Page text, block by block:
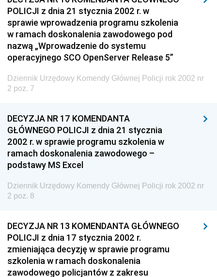
nr 2 z 13 lutego 2002 pozycje 6-11
nr 1 z 22 stycznia 2002 pozycje 1-5
2001
Dziennik Urzędowy Ministra Gospodarki
Dziennik Urzędowy Urzędu Ochrony Konkurencji i
Konsumentów
Społecznej
Dziennik Urzędowy Ministra Spraw Zagranicznych
Dziennik Urzędowy Urzędu Lotnictwa Cywilnego
Dziennik Urzędowy Komisji Nadzoru Finansowego
Dziennik Urzędowy Ministerstwa Hutnictwa i
Przemysłu Maszynowego
Społecznej
Dziennik Urzędowy Ministerstwa Rolnictwa, Leśnictwa
i Gospodarki Żywnościowej
Dziennik Urzędowy Ministra Spraw Wewnętrznych
POLICJI z dnia 21 stycznia 2002 r. w
sprawie wprowadzenia programu szkolenia
w ramach doskonalenia zawodowego pod
nazwą „Wprowadzenie do systemu
operacyjnego SCO OpenServer Release 5”
Dziennik Urzędowy Komendy Głównej Policji rok 2002 nr
2 poz. 7
DECYZJA NR 17 KOMENDANTA
GŁÓWNEGO POLICJI z dnia 21 stycznia
2002 r. w sprawie programu szkolenia w
ramach doskonalenia zawodowego –
podstawy MS Excel
Dziennik Urzędowy Komendy Głównej Policji rok 2002 nr
2 poz. 8
DECYZJA NR 13 KOMENDANTA GŁÓWNEGO
POLICJI z dnia 17 stycznia 2002 r.
zmieniająca decyzję w sprawie programu
szkolenia w ramach doskonalenia
zawodowego policjantów z zakresu